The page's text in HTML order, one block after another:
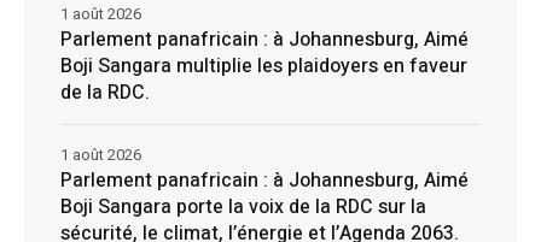
Parlement panafricain : à Johannesburg, Aimé
Boji Sangara multiplie les plaidoyers en faveur
de la RDC.
1 août 2026
Parlement panafricain : à Johannesburg, Aimé
Boji Sangara porte la voix de la RDC sur la
sécurité, le climat, l’énergie et l’Agenda 2063.
1 août 2026